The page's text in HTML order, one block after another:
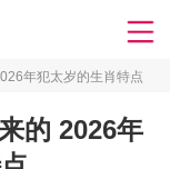
年犯太岁的生肖特点
的 2026年